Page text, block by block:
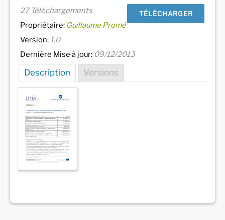
TÉLÉCHARGER
27 Téléchargements
Propriétaire: Guillaume Promé
Version: 1.0
Dernière Mise à jour: 09/12/2013
Description Versions